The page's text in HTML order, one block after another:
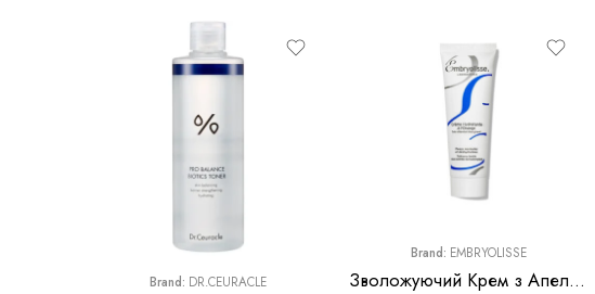
Brand: DR.CEURACLE
Brand: EMBRYOLISSE
Зволожуючий Крем з Апельсином Embryolisse Crème Hydratante à l’Orange